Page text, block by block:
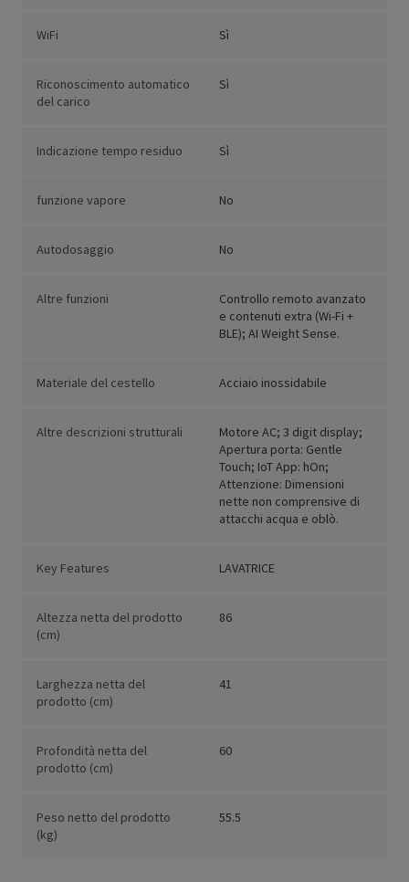
WiFi Sì
Riconoscimento automatico
del carico
Sì
Indicazione tempo residuo Sì
funzione vapore No
Autodosaggio No
Altre funzioni
Controllo remoto avanzato
e contenuti extra (Wi-Fi +
BLE); AI Weight Sense.
Materiale del cestello Acciaio inossidabile
Altre descrizioni strutturali
Motore AC; 3 digit display;
Apertura porta: Gentle
Touch; IoT App: hOn;
Attenzione: Dimensioni
nette non comprensive di
attacchi acqua e oblò.
Key Features LAVATRICE
Altezza netta del prodotto
(cm)
86
Larghezza netta del
prodotto (cm)
41
Profondità netta del
prodotto (cm)
60
Peso netto del prodotto
(kg)
55.5